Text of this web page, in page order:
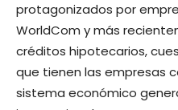
protagonizados por
WorldCom y más
créditos hipotecarios,
que tienen las empresas
sistema económico